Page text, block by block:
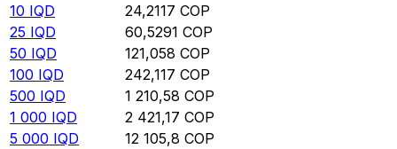
10 IQD 24,2117 COP
25 IQD 60,5291 COP
50 IQD 121,058 COP
100 IQD 242,117 COP
500 IQD 1 210,58 COP
1 000 IQD 2 421,17 COP
5 000 IQD 12 105,8 COP